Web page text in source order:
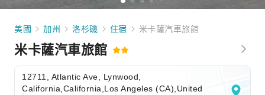
美國 加州 洛杉磯 住宿 米卡薩汽車旅館
米卡薩汽車旅館
12711, Atlantic Ave, Lynwood,
California,California,Los Angeles (CA),United